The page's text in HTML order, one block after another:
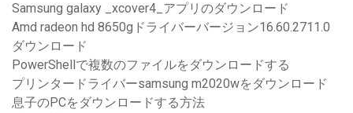
Samsung galaxy _xcover4_アプリのダウンロード
Amd radeon hd 8650gドライバーバージョン16.60.2711.0
ダウンロード
PowerShellで複数のファイルをダウンロードする
プリンタードライバーsamsung m2020wをダウンロード
息子のPCをダウンロードする方法